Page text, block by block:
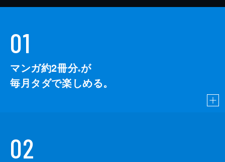
01
マンガ約2冊分※が
毎月タダで楽しめる。
02